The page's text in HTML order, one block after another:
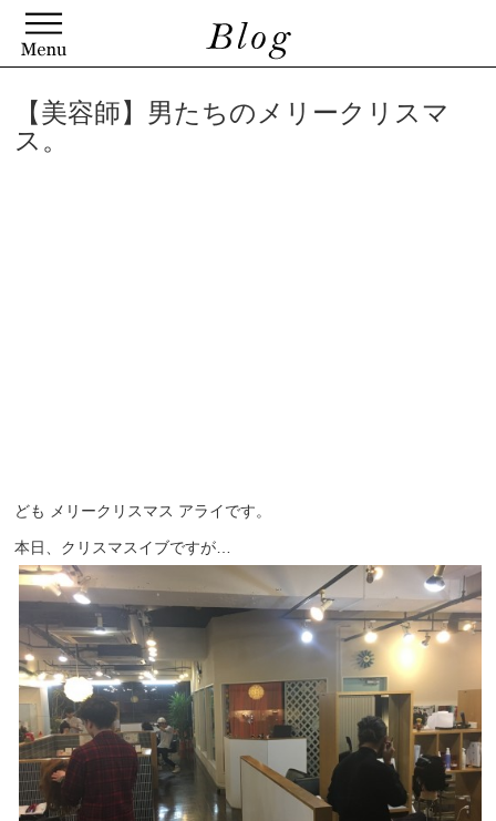
【美容師】男たちのメリークリスマ
ス。
ども メリークリスマス アライです。
本日、クリスマスイブですが…